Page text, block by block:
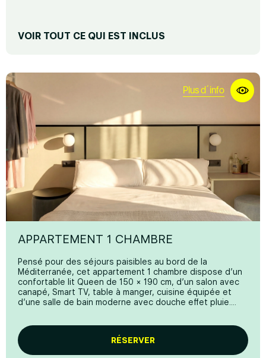
VOIR TOUT CE QUI EST INCLUS
Canapé
Fer à repasser (sur demande)
Bureau de télétravail
Fenêtres insonorisées
Chauffage
Terrasse
SALLE DE BAIN PRIVÉE
Serviettes de bain
Sèche-cheveux
Eco-aménagements
Cuisine design américaine
Plus d´info
APPARTEMENT 1 CHAMBRE
Pensé pour des séjours paisibles au bord de la
Méditerranée, cet appartement 1 chambre dispose d’un
confortable lit Queen de 150 × 190 cm, d’un salon avec
canapé, Smart TV, table à manger, cuisine équipée et
d’une salle de bain moderne avec douche effet pluie.
détendre en fin de journée. Idéal si vous recherchez
confort, durabilité et un espace chaleureux pour deux.
*Certaines images peuvent inclure des rendus
RÉSERVER